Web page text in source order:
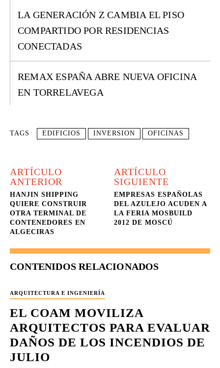
LA GENERACIÓN Z CAMBIA EL PISO
COMPARTIDO POR RESIDENCIAS
CONECTADAS
REMAX ESPAÑA ABRE NUEVA OFICINA
EN TORRELAVEGA
TAGS EDIFICIOS INVERSION OFICINAS
ARTÍCULO
ANTERIOR
HANJIN SHIPPING
QUIERE CONSTRUIR
OTRA TERMINAL DE
CONTENEDORES EN
ALGECIRAS
ARTÍCULO
SIGUIENTE
EMPRESAS ESPAÑOLAS
DEL AZULEJO ACUDEN A
LA FERIA MOSBUILD
2012 DE MOSCÚ
CONTENIDOS RELACIONADOS
ARQUITECTURA E INGENIERÍA
EL COAM MOVILIZA
ARQUITECTOS PARA EVALUAR
DAÑOS DE LOS INCENDIOS DE
JULIO